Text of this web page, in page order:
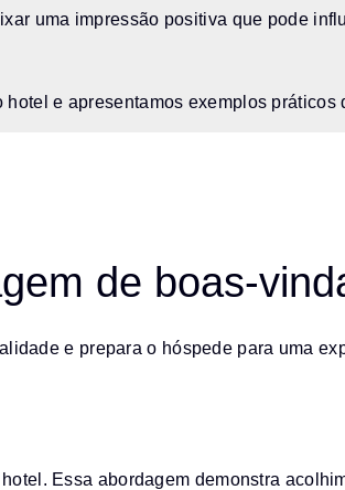
uma impressão positiva que pode
e apresentamos exemplos
de boas-
e prepara o hóspede para uma
Essa abordagem demonstra